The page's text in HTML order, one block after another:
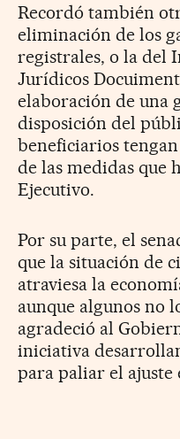
Recordó también
eliminación de los
registrales, o la del
Jurídicos
elaboración de una
disposición del
beneficiarios
de las medidas que
Ejecutivo.
Por su parte, el
que la situación de
atraviesa la
aunque algunos no
agradeció al
iniciativa
para paliar el ajuste